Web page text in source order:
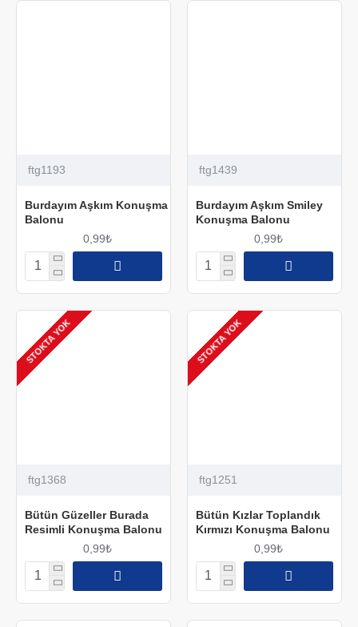
ftg1193
Burdayım Aşkım Konuşma
Balonu
0,99₺
ftg1439
Burdayım Aşkım Smiley
Konuşma Balonu
0,99₺
STOKTA YOK
ftg1368
Bütün Güzeller Burada
Resimli Konuşma Balonu
0,99₺
STOKTA YOK
ftg1251
Bütün Kızlar Toplandık
Kırmızı Konuşma Balonu
0,99₺